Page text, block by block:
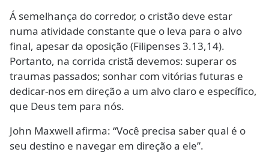
Á semelhança do corredor, o cristão deve estar
numa atividade constante que o leva para o alvo
final, apesar da oposição (Filipenses 3.13,14).
Portanto, na corrida cristã devemos: superar os
traumas passados; sonhar com vitórias futuras e
dedicar-nos em direção a um alvo claro e específico,
que Deus tem para nós.
John Maxwell afirma: “Você precisa saber qual é o
seu destino e navegar em direção a ele”.